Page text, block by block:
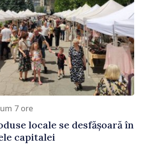
7 ore
locale se desfășoară în
capitalei